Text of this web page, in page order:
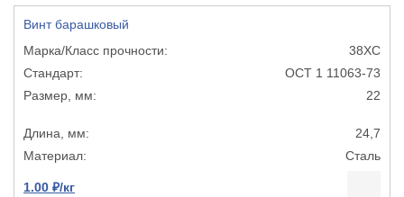
Винт барашковый
38ХС
ОСТ 1 11063-73
22
24,7
Сталь
1.00 ₽/кг